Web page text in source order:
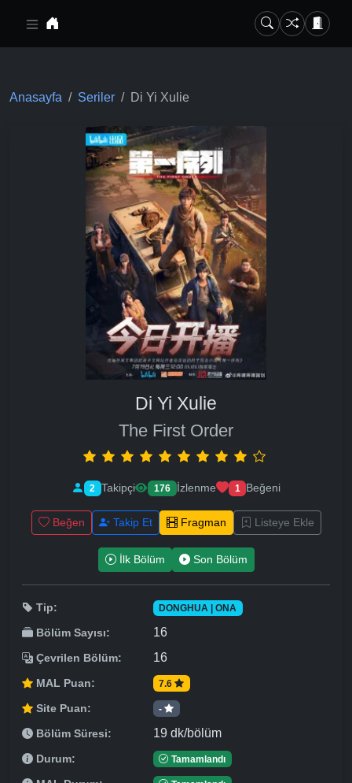
Anasayfa Seriler Di Yi Xulie
Di Yi Xulie
The First Order
2 Takipçi 176 İzlenme 1 Beğeni
Beğen Takip Et Fragman Listeye Ekle
İlk Bölüm Son Bölüm
Tip: DONGHUA | ONA
Bölüm Sayısı: 16
Çevrilen Bölüm: 16
MAL Puan: 7.6
Site Puan: -
Bölüm Süresi: 19 dk/bölüm
Durum: Tamamlandı